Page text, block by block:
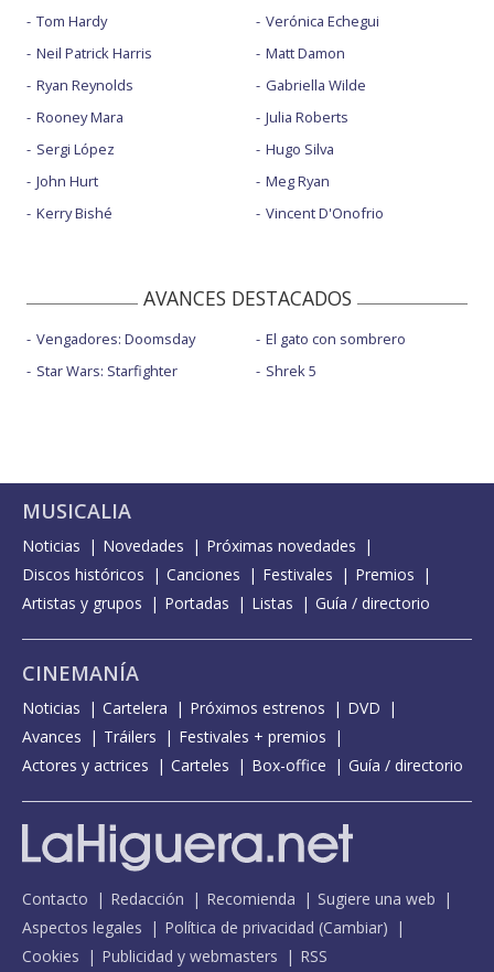
Tom Hardy
Neil Patrick Harris
Ryan Reynolds
Rooney Mara
Sergi López
John Hurt
Kerry Bishé
Verónica Echegui
Matt Damon
Gabriella Wilde
Julia Roberts
Hugo Silva
Meg Ryan
Vincent D'Onofrio
AVANCES DESTACADOS
Vengadores: Doomsday
Star Wars: Starfighter
El gato con sombrero
Shrek 5
MUSICALIA
Noticias Novedades
Próximas novedades
Discos históricos
Canciones Festivales
Premios
Artistas y grupos
Portadas Listas Guía / directorio
CINEMANÍA
Noticias Cartelera Próximos estrenos
DVD
Avances
Tráilers
Festivales + premios
Actores y actrices
Carteles Box-office Guía / directorio
Contacto Redacción Recomienda
Sugiere una web
Aspectos legales
Política de privacidad (Cambiar)
Cookies
Publicidad y webmasters RSS